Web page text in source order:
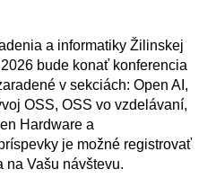
a informatiky Žilinskej
bude konať konferencia
v sekciách: Open AI,
OSS, OSS vo vzdelávaní,
Hardware a
je možné registrovať
na Vašu návštevu.